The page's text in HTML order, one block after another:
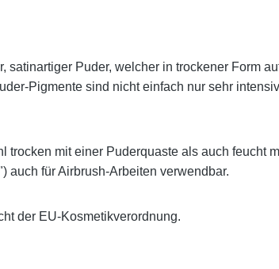
satinartiger Puder, welcher in trockener Form
Pigmente sind nicht einfach nur sehr
trocken mit einer Puderquaste als auch
auch für Airbrush-Arbeiten verwendbar.
der EU-Kosmetikverordnung.